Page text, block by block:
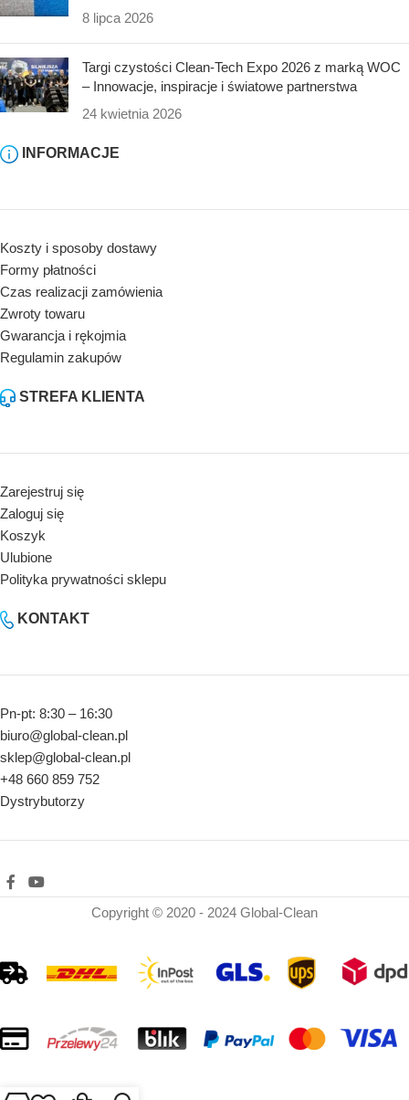
8 lipca 2026
Targi czystości Clean-Tech Expo 2026 z marką WOC
– Innowacje, inspiracje i światowe partnerstwa
24 kwietnia 2026
INFORMACJE
Koszty i sposoby dostawy
Formy płatności
Czas realizacji zamówienia
Zwroty towaru
Gwarancja i rękojmia
Regulamin zakupów
STREFA KLIENTA
Zarejestruj się
Zaloguj się
Koszyk
Ulubione
Polityka prywatności sklepu
KONTAKT
Pn-pt: 8:30 – 16:30
biuro@global-clean.pl
sklep@global-clean.pl
+48 660 859 752
Dystrybutorzy
Copyright © 2020 - 2024 Global-Clean